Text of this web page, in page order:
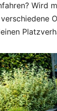
Wird